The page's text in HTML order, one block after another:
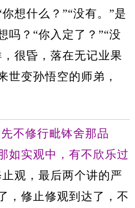
想什么？”“没有。”是
吗？“你入定了？”“没
很昏，落在无记业果
世变孙悟空的师弟，
不修行毗钵舍那品
如实观中，有不欣乐过
观，最后两个讲的严
，修止修观到达了，不